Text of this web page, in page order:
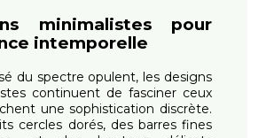
minimalistes pour
intemporelle
du spectre opulent, les designs
continuent de fasciner ceux
une sophistication discrète.
cercles dorés, des barres fines